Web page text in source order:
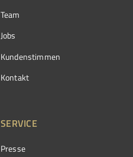
Team
Jobs
Kundenstimmen
Kontakt
SERVICE
Presse